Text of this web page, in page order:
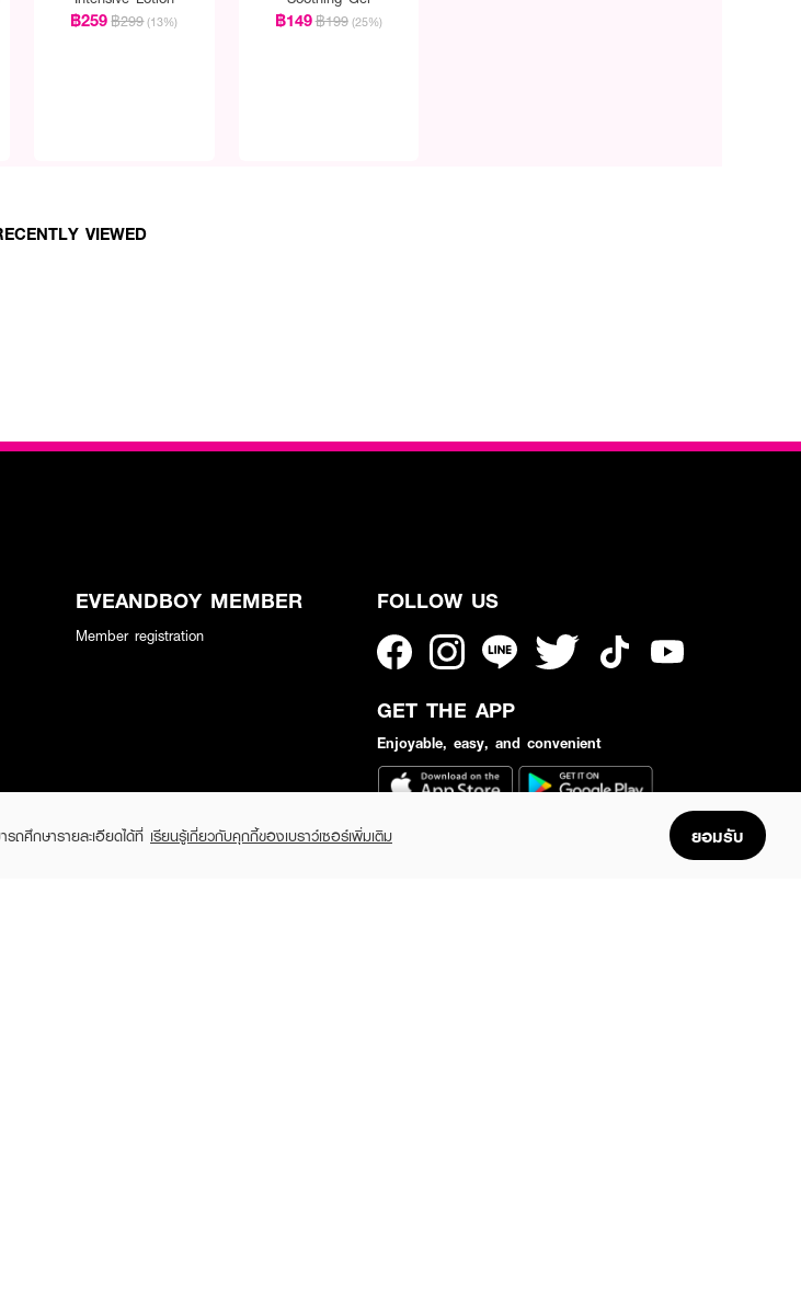
฿259฿299 (13%) ฿149฿199 (25%)
VIEWED
ถศึกษารายละเอียดได้ที่ เรียนรู้เกี่ยวกับคุกกี้ของเบราว์เซอร์เพิ่มเติม ยอมรับ
EVEANDBOY MEMBER
Member registration
FOLLOW US
GET THE APP
Enjoyable, easy, and convenient